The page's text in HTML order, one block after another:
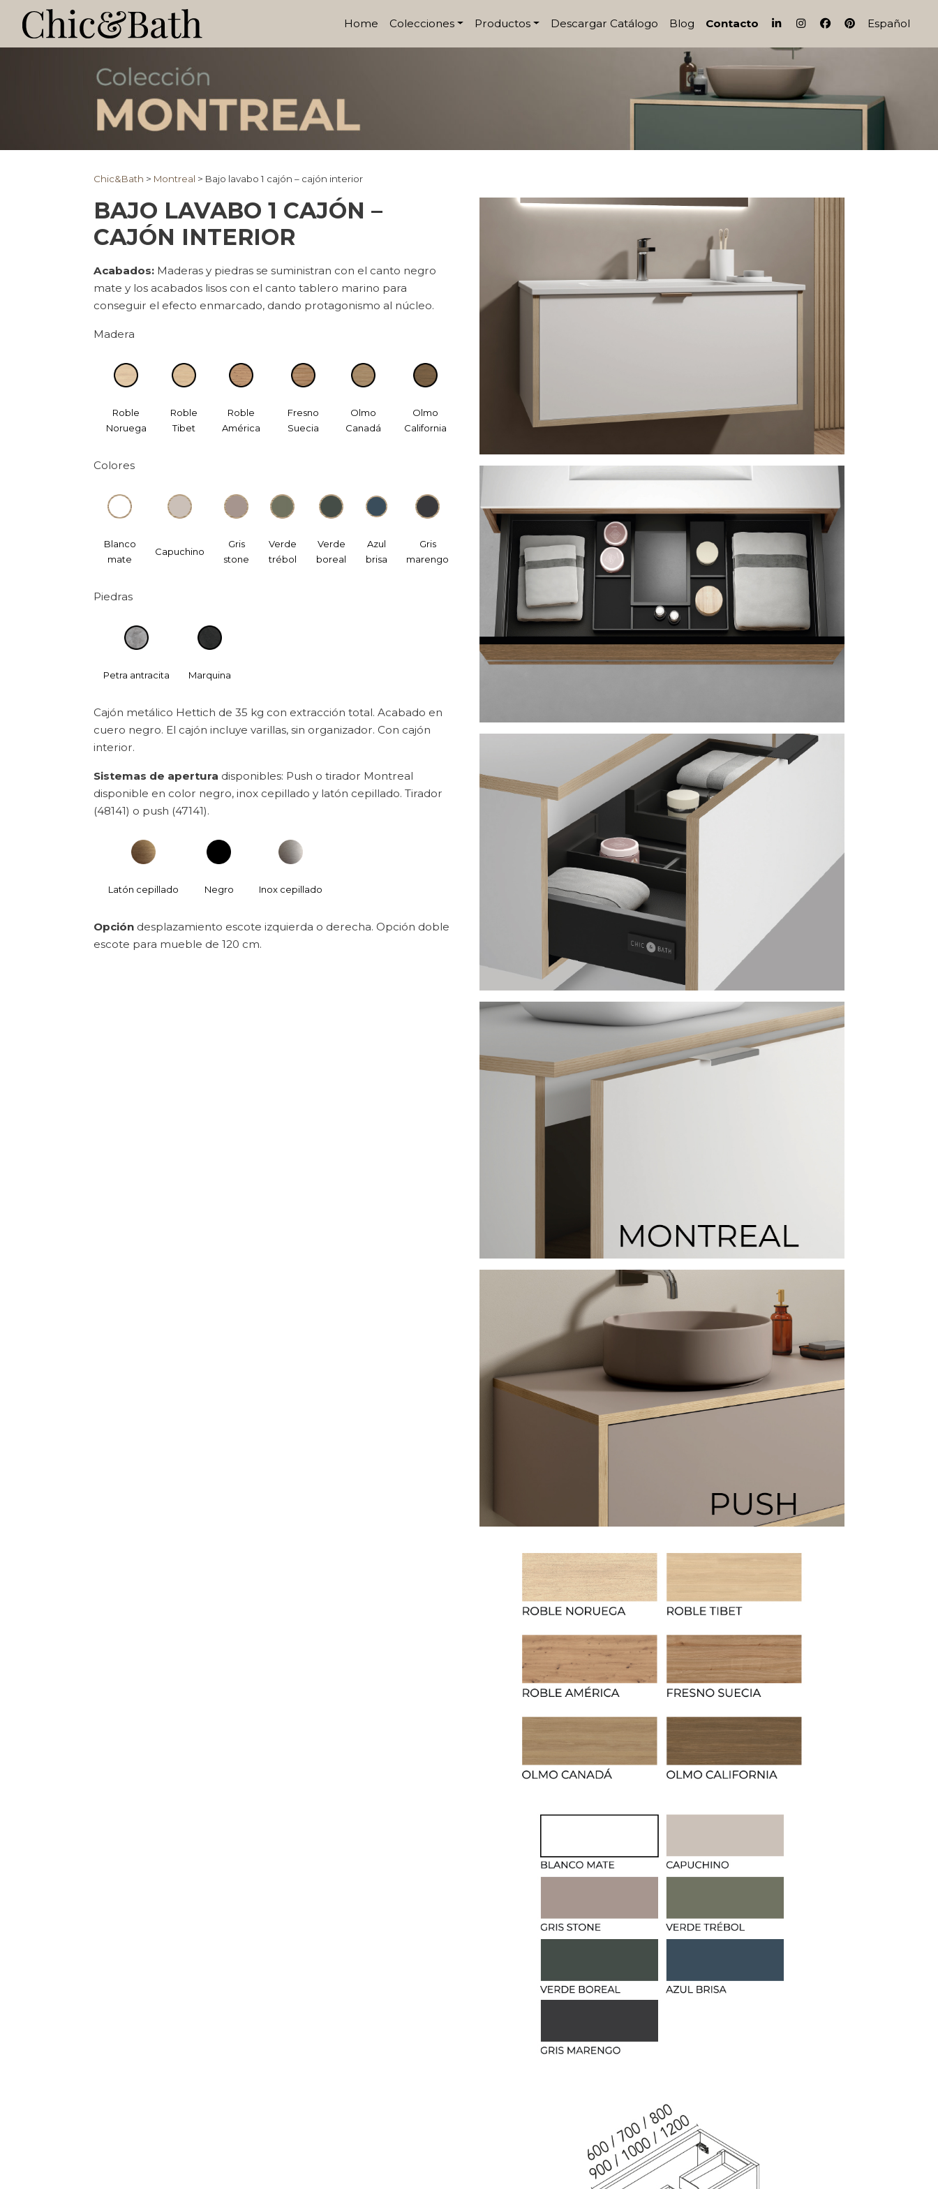
Home Colecciones Productos Descargar Catálogo Blog Contacto FB Español
Chic&Bath > Montreal > Bajo lavabo 1 cajón – cajón interior
BAJO LAVABO 1 CAJÓN –
CAJÓN INTERIOR
Acabados: Maderas y piedras se suministran con el canto negro
mate y los acabados lisos con el canto tablero marino para
conseguir el efecto enmarcado, dando protagonismo al núcleo.
Madera
Roble
Noruega
Roble
Tibet
Roble
América
Fresno
Suecia
Olmo
Canadá
Olmo
California
Colores
Blanco
mate
Capuchino
Gris
stone
Verde
trébol
Verde
boreal
Azul
brisa
Gris
marengo
Piedras
Petra antracita Marquina
Cajón metálico Hettich de 35 kg con extracción total. Acabado en
cuero negro. El cajón incluye varillas, sin organizador. Con cajón
interior.
Sistemas de apertura disponibles: Push o tirador Montreal
disponible en color negro, inox cepillado y latón cepillado. Tirador
(48141) o push (47141).
Latón cepillado Negro Inox cepillado
Opción desplazamiento escote izquierda o derecha. Opción doble
escote para mueble de 120 cm.